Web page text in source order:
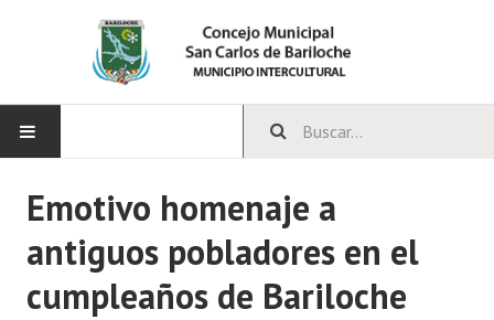
CONCEJO
Bloques Políticos
Emotivo homenaje a
antiguos pobladores en el
cumpleaños de Bariloche